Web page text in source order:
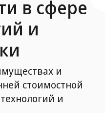
в сфере
и
и
стоимостной
и